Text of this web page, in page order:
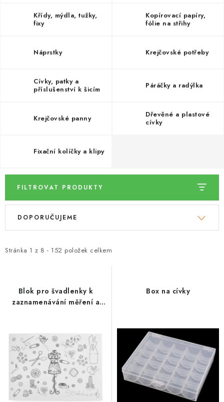
Doprava a platba Vrácení zboží a reklamace
Časté otázky
Ochrana osobních údajů
Hodnocení obchodu
Křídy, mýdla, tužky,
fixy
Kopírovací papíry,
fólie na střihy
Náprstky Krejčovské potřeby
Cívky, patky a
příslušenství k šicím
Páráčky a radýlka
Krejčovské panny
Dřevěné a plastové
cívky
Fixační kolíčky a klipy
FILTROVAT PRODUKTY
V
i
u
k
ů
Stránka 1 z 8 - 152 položek celkem
Ř
e
d
u
k
ů
DOPORUČUJEME
Blok pro švadlenky k
zaznamenávání měření a
Box na cívky